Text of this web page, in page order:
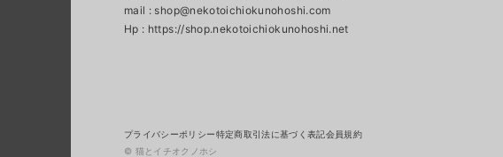
mail : shop@nekotoichiokunohoshi.com
プライバシーポリシー特定商取引法に基づく表記会員規約
© 猫とイチオクノホシ